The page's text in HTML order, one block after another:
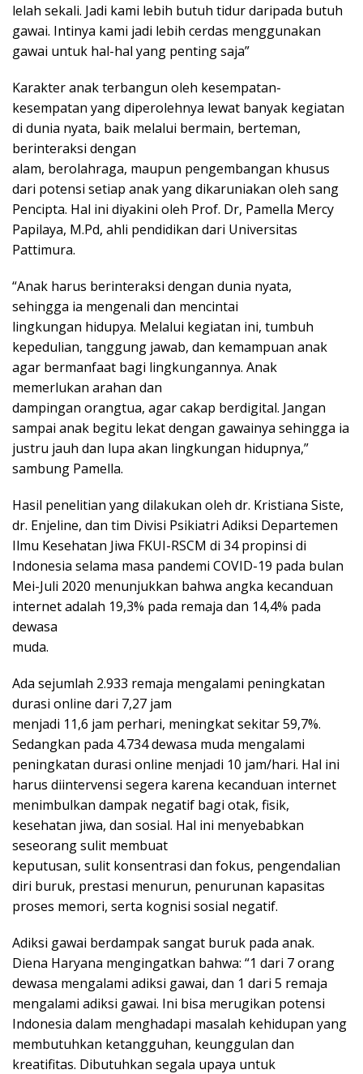
lelah sekali. Jadi kami lebih butuh tidur daripada butuh
gawai. Intinya kami jadi lebih cerdas menggunakan
gawai untuk hal-hal yang penting saja”
Karakter anak terbangun oleh kesempatan-
kesempatan yang diperolehnya lewat banyak kegiatan
di dunia nyata, baik melalui bermain, berteman,
berinteraksi dengan
alam, berolahraga, maupun pengembangan khusus
dari potensi setiap anak yang dikaruniakan oleh sang
Pencipta. Hal ini diyakini oleh Prof. Dr, Pamella Mercy
Papilaya, M.Pd, ahli pendidikan dari Universitas
Pattimura.
“Anak harus berinteraksi dengan dunia nyata,
sehingga ia mengenali dan mencintai
lingkungan hidupya. Melalui kegiatan ini, tumbuh
kepedulian, tanggung jawab, dan kemampuan anak
agar bermanfaat bagi lingkungannya. Anak
memerlukan arahan dan
dampingan orangtua, agar cakap berdigital. Jangan
sampai anak begitu lekat dengan gawainya sehingga ia
justru jauh dan lupa akan lingkungan hidupnya,”
sambung Pamella.
Hasil penelitian yang dilakukan oleh dr. Kristiana Siste,
dr. Enjeline, dan tim Divisi Psikiatri Adiksi Departemen
Ilmu Kesehatan Jiwa FKUI-RSCM di 34 propinsi di
Indonesia selama masa pandemi COVID-19 pada bulan
Mei-Juli 2020 menunjukkan bahwa angka kecanduan
internet adalah 19,3% pada remaja dan 14,4% pada
dewasa
muda.
Ada sejumlah 2.933 remaja mengalami peningkatan
durasi online dari 7,27 jam
menjadi 11,6 jam perhari, meningkat sekitar 59,7%.
Sedangkan pada 4.734 dewasa muda mengalami
peningkatan durasi online menjadi 10 jam/hari. Hal ini
harus diintervensi segera karena kecanduan internet
menimbulkan dampak negatif bagi otak, fisik,
kesehatan jiwa, dan sosial. Hal ini menyebabkan
seseorang sulit membuat
keputusan, sulit konsentrasi dan fokus, pengendalian
diri buruk, prestasi menurun, penurunan kapasitas
proses memori, serta kognisi sosial negatif.
Adiksi gawai berdampak sangat buruk pada anak.
Diena Haryana mengingatkan bahwa: “1 dari 7 orang
dewasa mengalami adiksi gawai, dan 1 dari 5 remaja
mengalami adiksi gawai. Ini bisa merugikan potensi
Indonesia dalam menghadapi masalah kehidupan yang
membutuhkan ketangguhan, keunggulan dan
kreatifitas. Dibutuhkan segala upaya untuk